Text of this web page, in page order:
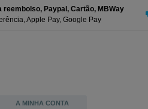
reembolso, Paypal, Cartão, MBWay
Apple Pay, Google Pay
A MINHA CONTA